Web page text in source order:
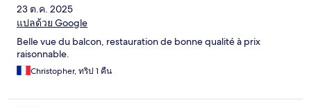
23 ต.ค. 2025
แปลด้วย Google
Belle vue du balcon, restauration de bonne qualité à prix
raisonnable.
Christopher, ทริป 1 คืน